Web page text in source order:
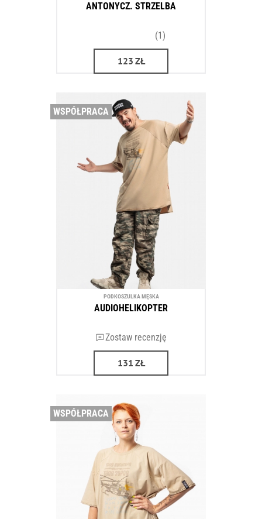
ANTONYCZ. STRZELBA
(1)
123 ZŁ
WSPÓŁPRACA
PODKOSZULKA MĘSKA
AUDIOHELIKOPTER
Zostaw recenzję
131 ZŁ
WSPÓŁPRACA